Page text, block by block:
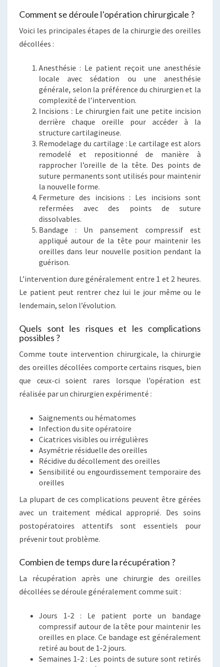
Comment se déroule l’opération chirurgicale ?
Voici les principales étapes de la chirurgie des oreilles
décollées :
Anesthésie : Le patient reçoit une anesthésie
locale avec sédation ou une anesthésie
générale, selon la préférence du chirurgien et la
complexité de l’intervention.
Incisions : Le chirurgien fait une petite incision
derrière chaque oreille pour accéder à la
structure cartilagineuse.
Remodelage du cartilage : Le cartilage est alors
remodelé et repositionné de manière à
rapprocher l’oreille de la tête. Des points de
suture permanents sont utilisés pour maintenir
la nouvelle forme.
Fermeture des incisions : Les incisions sont
refermées avec des points de suture
dissolvables.
Bandage : Un pansement compressif est
appliqué autour de la tête pour maintenir les
oreilles dans leur nouvelle position pendant la
guérison.
L’intervention dure généralement entre 1 et 2 heures.
Le patient peut rentrer chez lui le jour même ou le
lendemain, selon l’évolution.
Quels sont les risques et les complications
possibles ?
Comme toute intervention chirurgicale, la chirurgie
des oreilles décollées comporte certains risques, bien
que ceux-ci soient rares lorsque l’opération est
réalisée par un chirurgien expérimenté :
Saignements ou hématomes
Infection du site opératoire
Cicatrices visibles ou irrégulières
Asymétrie résiduelle des oreilles
Récidive du décollement des oreilles
Sensibilité ou engourdissement temporaire des
oreilles
La plupart de ces complications peuvent être gérées
avec un traitement médical approprié. Des soins
postopératoires attentifs sont essentiels pour
prévenir tout problème.
Combien de temps dure la récupération ?
La récupération après une chirurgie des oreilles
décollées se déroule généralement comme suit :
Jours 1-2 : Le patient porte un bandage
compressif autour de la tête pour maintenir les
oreilles en place. Ce bandage est généralement
retiré au bout de 1-2 jours.
Semaines 1-2 : Les points de suture sont retirés